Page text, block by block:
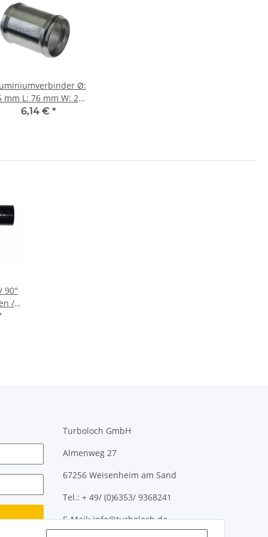
Ø:
mm L: 76 mm W: 2,5
- beidseitig gesickt
6,14 € *
90°
/
-
Turboloch GmbH
Almenweg 27
67256 Weisenheim am Sand
Tel.: + 49/ (0)6353/ 9368241
E-Mail: info@turboloch.de